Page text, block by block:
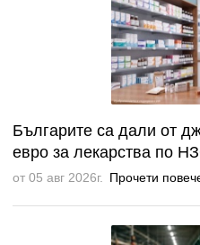
Българите са дали от
евро за лекарства по
от 05 авг 2026г. Прочети